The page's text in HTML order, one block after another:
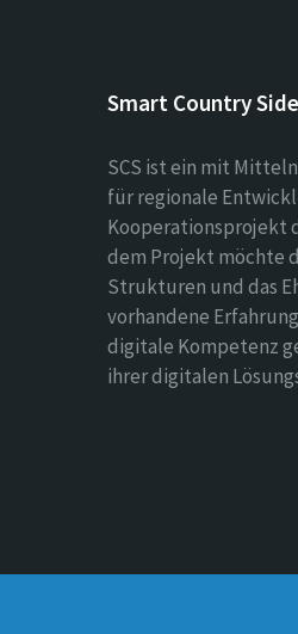
Smart Country Side
SCS ist ein mit
für regionale
Kooperationsprojekt
dem Projekt möchte
Strukturen und das
vorhandene
digitale Kompetenz
ihrer digitalen